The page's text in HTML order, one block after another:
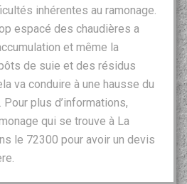
inhérentes au ramonage.
espacé des chaudières a
et même la
de suie et des résidus
va conduire à une hausse du
Pour plus d’informations,
qui se trouve à La
le 72300 pour avoir un devis